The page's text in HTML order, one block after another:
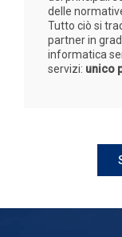
delle
Tutto ciò si
partner in
informatica
servizi: unico